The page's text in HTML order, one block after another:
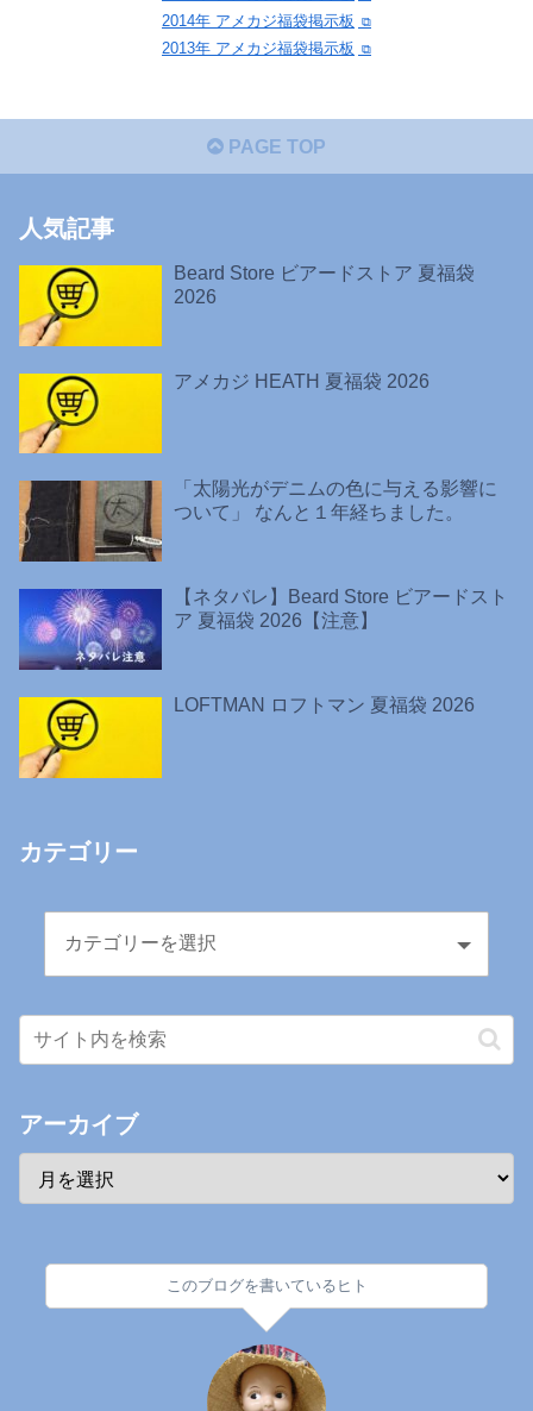
2014年 アメカジ福袋掲示板
2013年 アメカジ福袋掲示板
PAGE TOP
人気記事
Beard Store ビアードストア 夏福袋
2026
アメカジ HEATH 夏福袋 2026
「太陽光がデニムの色に与える影響に
ついて」 なんと１年経ちました。
【ネタバレ】Beard Store ビアードスト
ア 夏福袋 2026【注意】
LOFTMAN ロフトマン 夏福袋 2026
カテゴリー
アーカイブ
このブログを書いているヒト